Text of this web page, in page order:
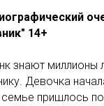
14+
знают миллионы
Девочка
пришлось